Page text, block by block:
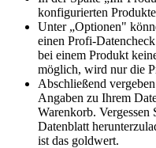
konfigurierten
Unter „Optionen"
einen Profi-
bei einem Produkt
möglich, wird nur die
Abschließend
Angaben zu Ihrem
Warenkorb. Vergessen
Datenblatt
ist das goldwert.